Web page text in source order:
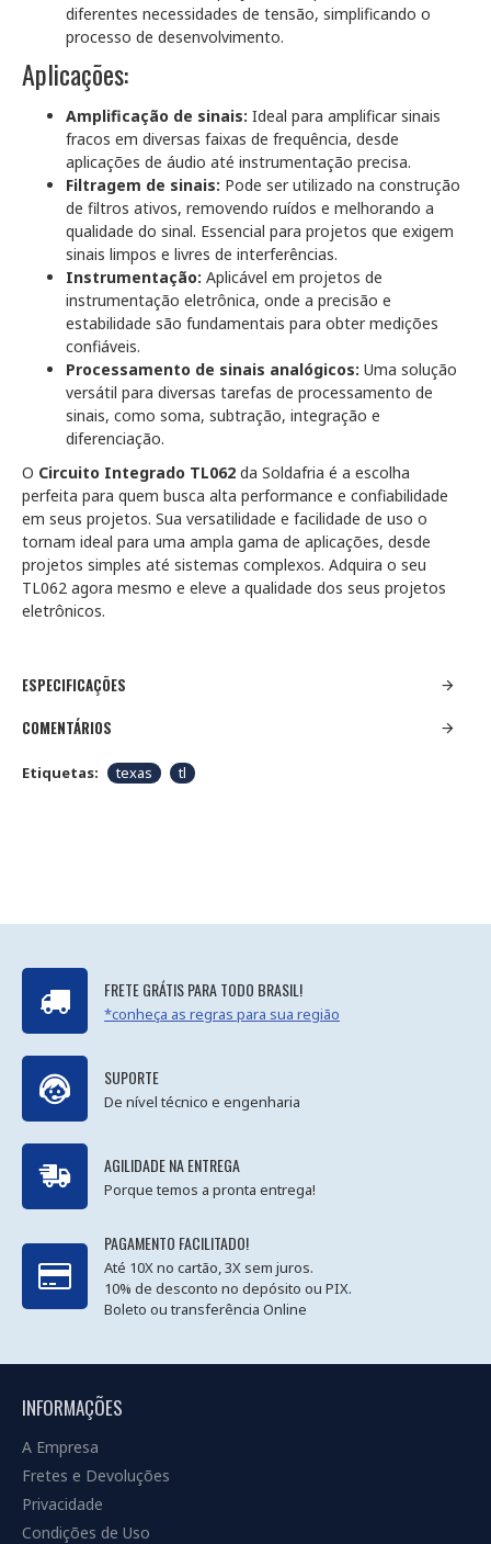
diferentes necessidades de tensão, simplificando o
processo de desenvolvimento.
Aplicações:
Amplificação de sinais: Ideal para amplificar sinais
fracos em diversas faixas de frequência, desde
aplicações de áudio até instrumentação precisa.
Filtragem de sinais: Pode ser utilizado na construção
de filtros ativos, removendo ruídos e melhorando a
qualidade do sinal. Essencial para projetos que exigem
sinais limpos e livres de interferências.
Instrumentação: Aplicável em projetos de
instrumentação eletrônica, onde a precisão e
estabilidade são fundamentais para obter medições
confiáveis.
Processamento de sinais analógicos: Uma solução
versátil para diversas tarefas de processamento de
sinais, como soma, subtração, integração e
diferenciação.
O Circuito Integrado TL062 da Soldafria é a escolha
perfeita para quem busca alta performance e confiabilidade
em seus projetos. Sua versatilidade e facilidade de uso o
tornam ideal para uma ampla gama de aplicações, desde
projetos simples até sistemas complexos. Adquira o seu
TL062 agora mesmo e eleve a qualidade dos seus projetos
eletrônicos.
ESPECIFICAÇÕES
COMENTÁRIOS
Etiquetas: texas tl
FRETE GRÁTIS PARA TODO BRASIL!
*conheça as regras para sua região
SUPORTE
De nível técnico e engenharia
AGILIDADE NA ENTREGA
Porque temos a pronta entrega!
PAGAMENTO FACILITADO!
Até 10X no cartão, 3X sem juros.
10% de desconto no depósito ou PIX.
Boleto ou transferência Online
INFORMAÇÕES
A Empresa
Fretes e Devoluções
Privacidade
Condições de Uso